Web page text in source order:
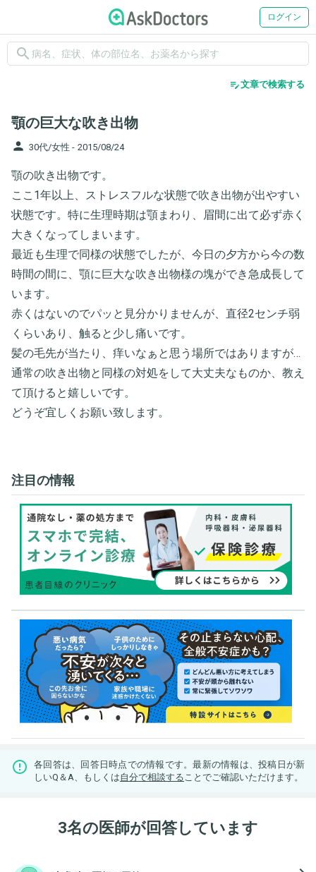
ログイン
search
edit_note文章で検索する
顎の巨大な吹き出物
person 30代/女性 - 2015/08/24
顎の吹き出物です。
ここ1年以上、ストレスフルな状態で吹き出物が出やすい
状態です。特に生理時期は顎まわり、眉間に出て必ず赤く
大きくなってしまいます。
最近も生理で同様の状態でしたが、今日の夕方から今の数
時間の間に、顎に巨大な吹き出物様の塊ができ急成長して
います。
赤くはないのでパッと見分かりませんが、直径2センチ弱
くらいあり、触ると少し痛いです。
髪の毛先が当たり、痒いなぁと思う場所ではありますが…
通常の吹き出物と同様の対処をして大丈夫なものか、教え
て頂けると嬉しいです。
どうぞ宜しくお願い致します。
注目の情報
各回答は、回答日時点での情報です。最新の情報は、投稿日が新
しいQ＆A、もしくは自分で相談する ことでご確認いただけます。
3名の医師が回答しています